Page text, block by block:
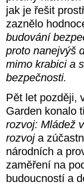
jak je řešit
zaznělo
budování
proto nanejvýš
mimo krabici a
bezpečnosti.
Pět let později,
Garden konalo
rozvoj: Mládež
rozvoja
národních a
zaměření na
budoucností a